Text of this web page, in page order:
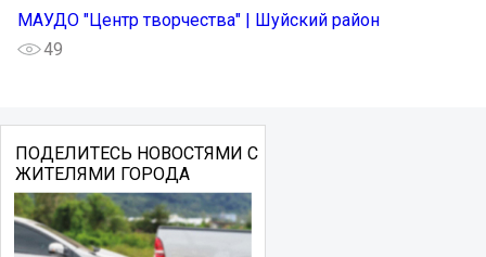
МАУДО "Центр творчества" | Шуйский район
49
ПОДЕЛИТЕСЬ НОВОСТЯМИ С
ЖИТЕЛЯМИ ГОРОДА